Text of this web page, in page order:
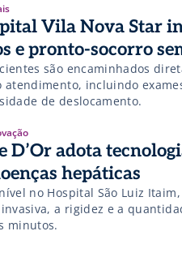
Vila Nova Star
e pronto-socorro
são encaminhados
atendimento, incluindo
de deslocamento.
D’Or adota
hepáticas
no Hospital São Luiz
a rigidez e a
minutos.